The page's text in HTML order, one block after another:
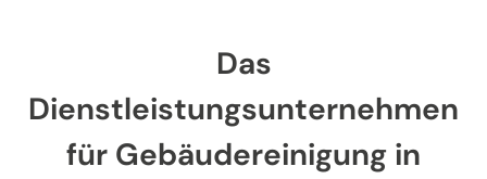
Das
Dienstleistungsunternehmen
für Gebäudereinigung in